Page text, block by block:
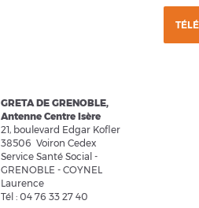
GRETA DE GRENOBLE,
Antenne Centre Isère
21, boulevard Edgar Kofler
38506 Voiron Cedex
Service Santé Social -
GRENOBLE - COYNEL
Laurence
Tél : 04 76 33 27 40